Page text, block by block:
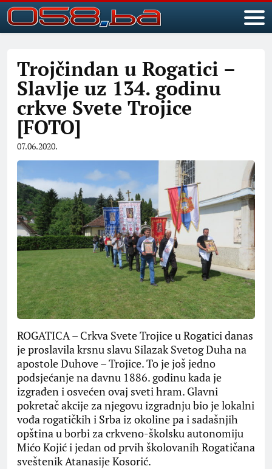
Trojčindan u Rogatici –
Slavlje uz 134. godinu
crkve Svete Trojice
[FOTO]
07.06.2020.
ROGATICA – Crkva Svete Trojice u Rogatici danas
je proslavila krsnu slavu Silazak Svetog Duha na
apostole Duhove – Trojice. To je još jedno
podsjećanje na davnu 1886. godinu kada je
izgrađen i osvećen ovaj sveti hram. Glavni
pokretač akcije za njegovu izgradnju bio je lokalni
vođa rogatičkih i Srba iz okoline pa i sadašnjih
opština u borbi za crkveno-školsku autonomiju
Mićo Kojić i jedan od prvih školovanih Rogatičana
sveštenik Atanasije Kosorić.